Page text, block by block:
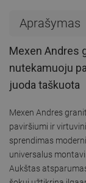
Aprašymas
Mexen Andres
nutekamuoju
juoda taškuota
Mexen Andres
paviršiumi ir
sprendimas
universalus
Aukštas